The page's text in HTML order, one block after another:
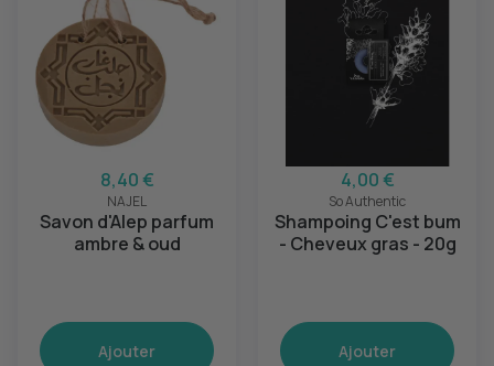
8,40 €
NAJEL
Savon d'Alep parfum
ambre & oud
Ajouter
4,00 €
So Authentic
Shampoing C'est bum
- Cheveux gras - 20g
Ajouter